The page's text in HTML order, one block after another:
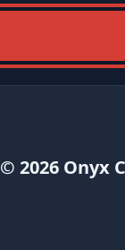
© 2026 Onyx